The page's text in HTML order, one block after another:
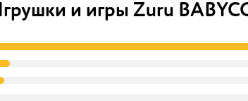
и игры Zuru